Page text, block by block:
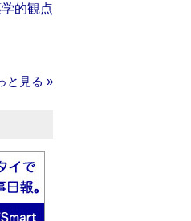
的観点
と見る »